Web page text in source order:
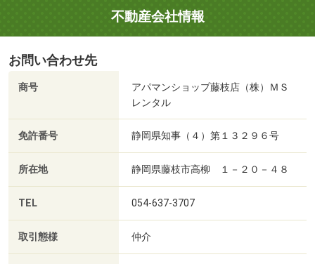
不動産会社情報
お問い合わせ先
商号
アパマンショップ藤枝店（株）ＭＳ
レンタル
免許番号 静岡県知事（４）第１３２９６号
所在地 静岡県藤枝市高柳 １－２０－４８
TEL 054-637-3707
取引態様 仲介